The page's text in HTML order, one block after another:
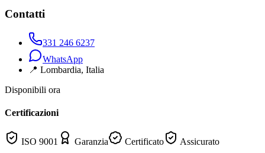
Contatti
331 246 6237
WhatsApp
📍 Lombardia, Italia
Disponibili ora
Certificazioni
ISO 9001 Garanzia Certificato Assicurato